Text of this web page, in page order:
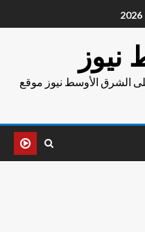
الشرق الأوسط نيوز موقع